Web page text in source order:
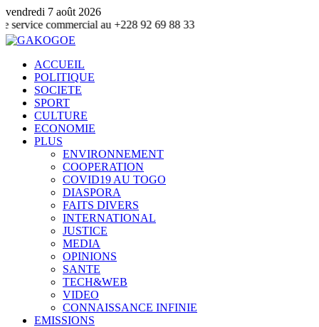
vendredi 7 août 2026
au +228 92 69 88 33
ACCUEIL
POLITIQUE
SOCIETE
SPORT
CULTURE
ECONOMIE
PLUS
ENVIRONNEMENT
COOPERATION
COVID19 AU TOGO
DIASPORA
FAITS DIVERS
INTERNATIONAL
JUSTICE
MEDIA
OPINIONS
SANTE
TECH&WEB
VIDEO
CONNAISSANCE INFINIE
EMISSIONS